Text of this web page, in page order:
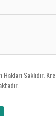
Saklıdır.